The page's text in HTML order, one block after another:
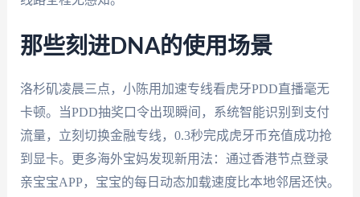
那些刻进DNA的使用场景
洛杉矶凌晨三点，小陈用加速专线看虎牙PDD直播毫无
卡顿。当PDD抽奖口令出现瞬间，系统智能识别到支付
流量，立刻切换金融专线，0.3秒完成虎牙币充值成功抢
到显卡。更多海外宝妈发现新用法：通过香港节点登录
亲宝宝APP，宝宝的每日动态加载速度比本地邻居还快。